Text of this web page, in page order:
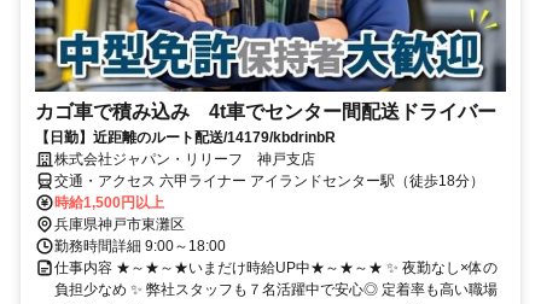
カゴ車で積み込み 4t車でセンター間配送ドライバー
【日勤】近距離のルート配送/14179/kbdrinbR
株式会社ジャパン・リリーフ 神戸支店
交通・アクセス 六甲ライナー アイランドセンター駅（徒歩18分）
時給1,500円以上
兵庫県神戸市東灘区
勤務時間詳細 9:00～18:00
仕事内容 ★～★～★いまだけ時給UP中★～★～★ ✨ 夜勤なし×体の
負担少なめ ✨ 弊社スタッフも７名活躍中で安心◎ 定着率も高い職場